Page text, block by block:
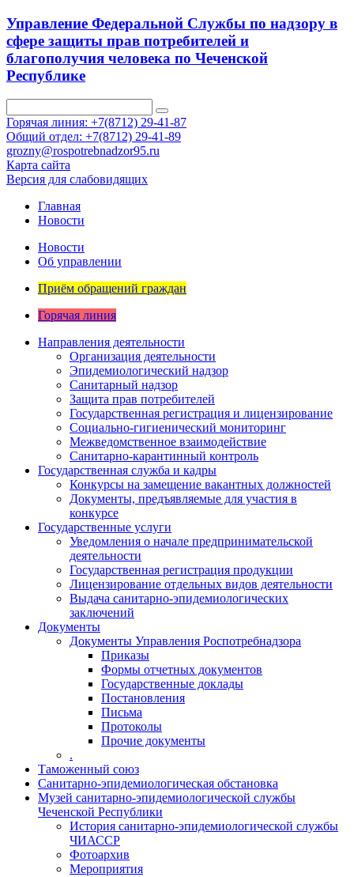
Управление Федеральной Службы по надзору в
сфере защиты прав потребителей и
благополучия человека по Чеченской
Республике
Горячая линия: +7(8712) 29-41-87
Общий отдел: +7(8712) 29-41-89
grozny@rospotrebnadzor95.ru
Карта сайта
Версия для слабовидящих
Главная
Новости
Новости
Об управлении
Приём обращений граждан
Горячая линия
Направления деятельности
Организация деятельности
Эпидемиологический надзор
Санитарный надзор
Защита прав потребителей
Государственная регистрация и лицензирование
Социально-гигиенический мониторинг
Межведомственное взаимодействие
Санитарно-карантинный контроль
Государственная служба и кадры
Конкурсы на замещение вакантных должностей
Документы, предъявляемые для участия в
конкурсе
Государственные услуги
Уведомления о начале предпринимательской
деятельности
Государственная регистрация продукции
Лицензирование отдельных видов деятельности
Выдача санитарно-эпидемиологических
заключений
Документы
Документы Управления Роспотребнадзора
Приказы
Формы отчетных документов
Государственные доклады
Постановления
Письма
Протоколы
Прочие документы
.
Таможенный союз
Санитарно-эпидемиологическая обстановка
Музей санитарно-эпидемиологической службы
Чеченской Республики
История санитарно-эпидемиологической службы
ЧИАССР
Фотоархив
Мероприятия